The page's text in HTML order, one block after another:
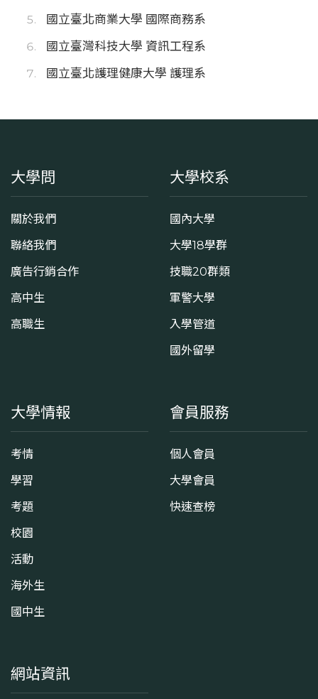
國立臺北商業大學 國際商務系
國立臺灣科技大學 資訊工程系
國立臺北護理健康大學 護理系
大學問
關於我們
聯絡我們
廣告行銷合作
高中生
高職生
大學校系
國內大學
大學18學群
技職20群類
軍警大學
入學管道
國外留學
大學情報
考情
學習
考題
校園
活動
海外生
國中生
會員服務
個人會員
大學會員
快速查榜
網站資訊